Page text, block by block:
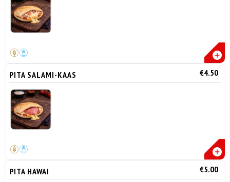
PITA SALAMI-KAAS €4.50
PITA HAWAI €5.00